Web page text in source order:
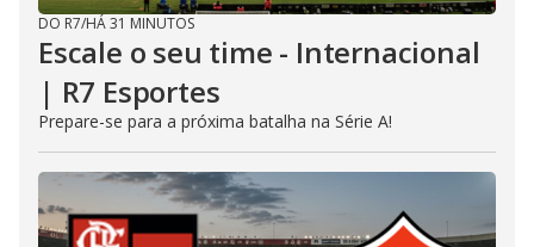
DO R7/HÁ 31 MINUTOS
Escale o seu time - Internacional
| R7 Esportes
Prepare-se para a próxima batalha na Série A!